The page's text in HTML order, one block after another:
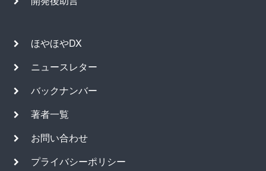
ほやほやDX
ニュースレター
バックナンバー
著者一覧
お問い合わせ
プライバシーポリシー